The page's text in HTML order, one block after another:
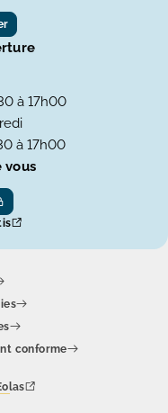
à 17h00
à 17h00
vous
conforme